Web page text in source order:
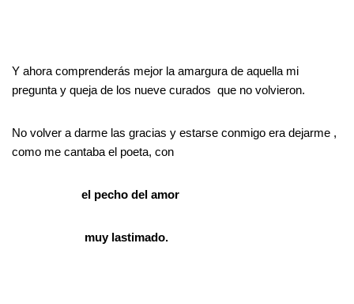
Y ahora comprenderás mejor la amargura de aquella mi
pregunta y queja de los nueve curados que no volvieron.
No volver a darme las gracias y estarse conmigo era dejarme ,
como me cantaba el poeta, con
el pecho del amor
muy lastimado.